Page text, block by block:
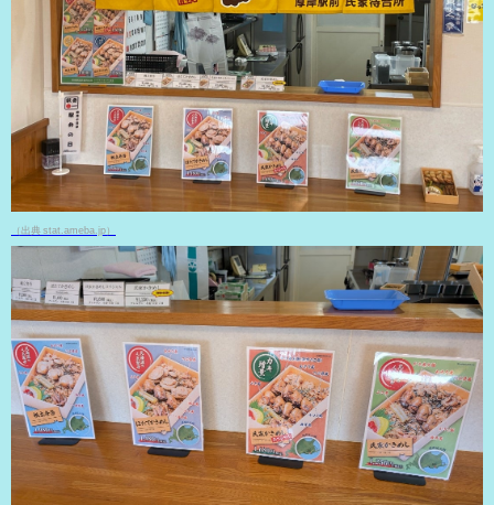
（出典 stat.ameba.jp）